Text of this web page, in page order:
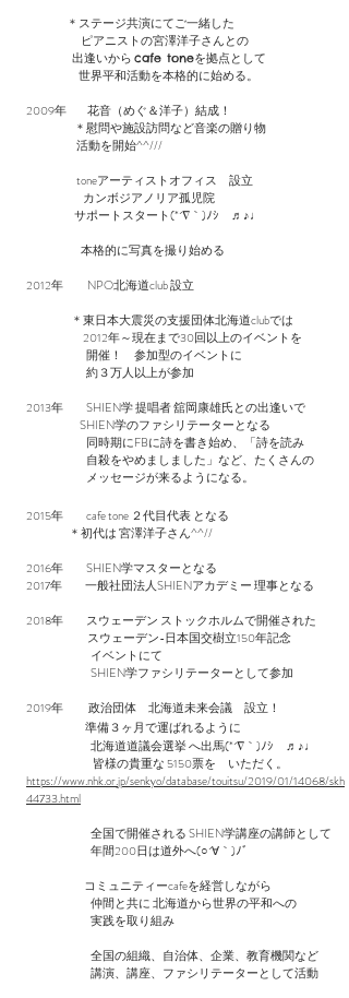
＊ステージ共演にてご一緒した
ピアニストの宮澤洋子さんとの
出逢いから cafe toneを拠点として
世界平和活動を本格的に始める。
2009年 花音（めぐ＆洋子）結成！
＊慰問や施設訪問など音楽の贈り物
活動を開始^^///
toneアーティストオフィス 設立
カンボジアノリア孤児院
サポートスタート(*´∇｀)ﾉｼ ♬♪♩
​ 本格的に写真を撮り始める
2012年 NPO北海道club 設立
＊東日本大震災の支援団体北海道clubでは
2012年～現在まで30回以上のイベントを
開催！ 参加型のイベントに
約３万人以上が参加
2013年 SHIEN学 提唱者 舘岡康雄氏との出逢いで
SHIEN学のファシリテーターとなる
同時期にFBに詩を書き始め、「詩を読み
自殺をやめましました」など、たくさんの
メッセージが来るようになる。
2015年 cafe tone ２代目代表 となる
＊初代は 宮澤洋子さん^^//
2016年 SHIEN学マスターとなる
2017年 一般社団法人SHIENアカデミー 理事となる
2018年 スウェーデン ストックホルムで開催された
スウェーデン-日本国交樹立150年記念
イベントにて
SHIEN学ファシリテーターとして参加
2019年 政治団体 北海道未来会議 設立！
準備３ヶ月で運ばれるように
北海道道議会選挙 へ出馬(*´∇｀)ﾉｼ ♬♪♩
皆様の貴重な 5150票を いただく。
https://www.nhk.or.jp/senkyo/database/touitsu/2019/01/14068/skh
44733.html
全国で開催される SHIEN学講座の講師として
年間200日は道外へ(○´∀｀)ﾉﾞ
コミュニティーcafeを経営しながら
仲間と共に 北海道から世界の平和への
実践を取り組み
全国の組織、自治体、企業、教育機関など
講演、講座、ファシリテーターとして活動